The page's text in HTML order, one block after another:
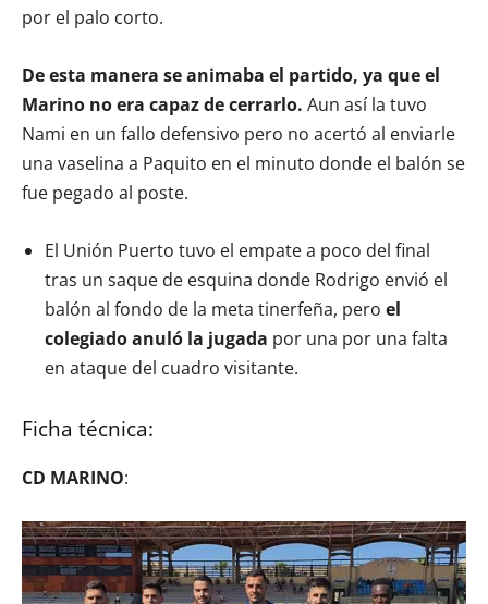
por el palo corto.
De esta manera se animaba el partido, ya que el
Marino no era capaz de cerrarlo. Aun así la tuvo
Nami en un fallo defensivo pero no acertó al enviarle
una vaselina a Paquito en el minuto donde el balón se
fue pegado al poste.
El Unión Puerto tuvo el empate a poco del final
tras un saque de esquina donde Rodrigo envió el
balón al fondo de la meta tinerfeña, pero el
colegiado anuló la jugada por una por una falta
en ataque del cuadro visitante.
Ficha técnica:
CD MARINO: